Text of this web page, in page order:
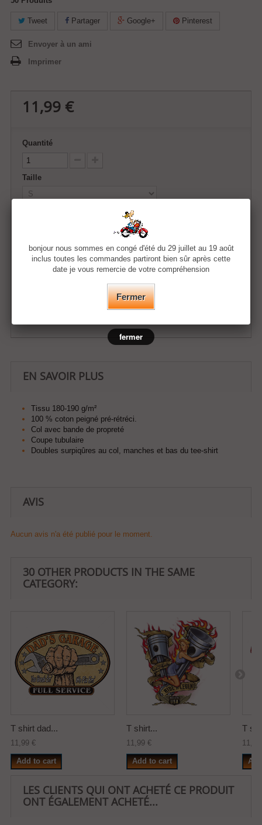
Tweet Partager Google+ Pinterest
Envoyer à un ami
Imprimer
11,99 €
Quantité
Taille
Ajouter au panier
Ajouter à ma liste d'envies
EN SAVOIR PLUS
Tissu 180-190 g/m²
100 % coton peigné pré-rétréci.
Col avec bande de propreté
Coupe tubulaire
Doubles surpiqûres au col, manches et bas du tee-shirt
AVIS
Aucun avis n'a été publié pour le moment.
30 OTHER PRODUCTS IN THE SAME
CATEGORY:
T shirt dad...
11,99 €
Add to cart
T shirt...
11,99 €
Add to cart
T
LES CLIENTS QUI ONT ACHETÉ CE PRODUIT
ONT ÉGALEMENT ACHETÉ...
bonjour nous sommes en congé d'été du 29 juillet au 19 août
inclus toutes les commandes partiront bien sûr après cette
date je vous remercie de votre compréhension
Fermer
fermer